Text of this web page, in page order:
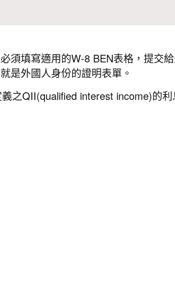
須填寫適用的W-8 BEN表格，提交給
是外國人身份的證明表單。
之QII(qualified interest income)的